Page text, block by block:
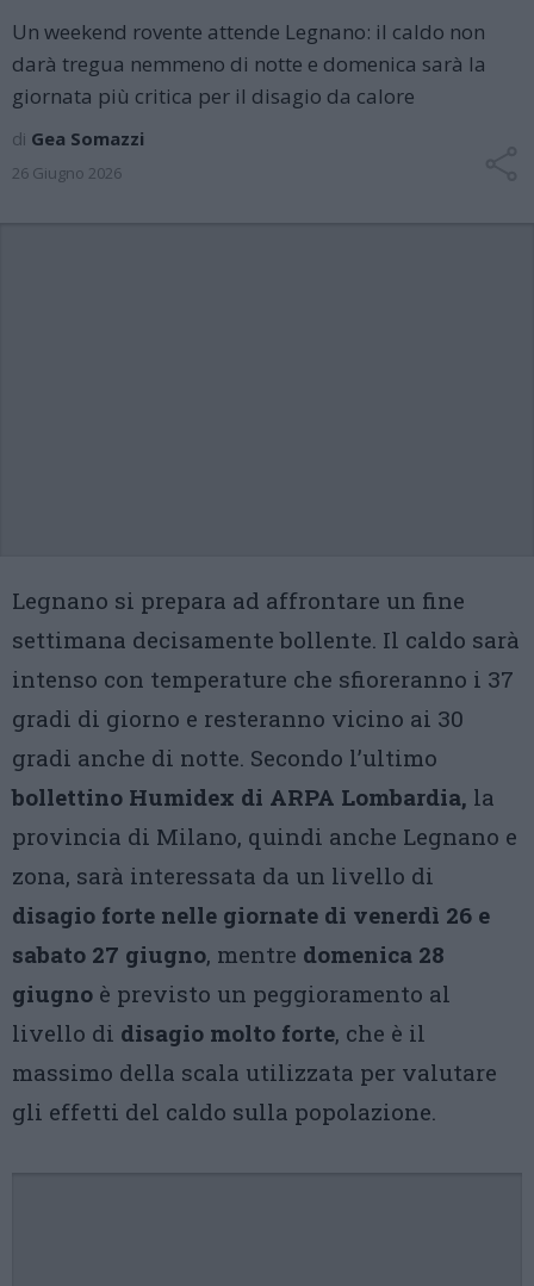
Un weekend rovente attende Legnano: il caldo non
darà tregua nemmeno di notte e domenica sarà la
giornata più critica per il disagio da calore
di Gea Somazzi
26 Giugno 2026
Legnano si prepara ad affrontare un fine
settimana decisamente bollente. Il caldo sarà
intenso con temperature che sfioreranno i 37
gradi di giorno e resteranno vicino ai 30
gradi anche di notte. Secondo l’ultimo
bollettino Humidex di ARPA Lombardia, la
provincia di Milano, quindi anche Legnano e
zona, sarà interessata da un livello di
disagio forte nelle giornate di venerdì 26 e
sabato 27 giugno, mentre domenica 28
giugno è previsto un peggioramento al
livello di disagio molto forte, che è il
massimo della scala utilizzata per valutare
gli effetti del caldo sulla popolazione.